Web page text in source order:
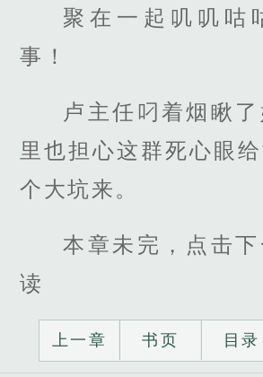
聚在一起叽叽咕
事！
卢主任叼着烟瞅
里也担心这群死心眼
个大坑来。
本章未完，点击
读
上一章 书页 目录